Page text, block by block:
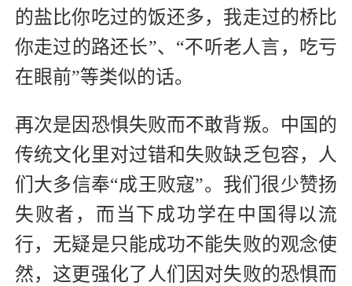
的盐比你吃过的饭还多，我走过的桥比
你走过的路还长”、“不听老人言，吃亏
在眼前”等类似的话。
再次是因恐惧失败而不敢背叛。中国的
传统文化里对过错和失败缺乏包容，人
们大多信奉“成王败寇”。我们很少赞扬
失败者，而当下成功学在中国得以流
行，无疑是只能成功不能失败的观念使
然，这更强化了人们因对失败的恐惧而